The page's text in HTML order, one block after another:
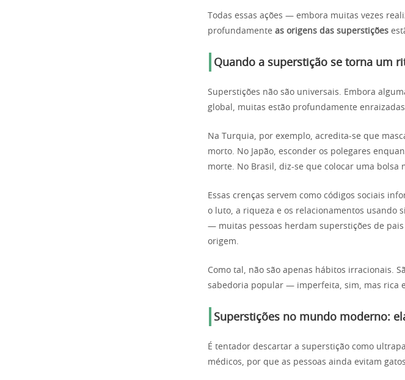
Todas essas ações — embora muitas vezes
profundamente as origens das superstições
Quando a superstição se torna um
Superstições não são universais. Embora
global, muitas estão profundamente
Na Turquia, por exemplo, acredita-se que
morto. No Japão, esconder os polegares
morte. No Brasil, diz-se que colocar uma bolsa
Essas crenças servem como códigos sociais
o luto, a riqueza e os relacionamentos usando
— muitas pessoas herdam superstições de
origem.
Como tal, não são apenas hábitos irracionais.
sabedoria popular — imperfeita, sim, mas rica
Superstições no mundo moderno:
É tentador descartar a superstição como
médicos, por que as pessoas ainda evitam